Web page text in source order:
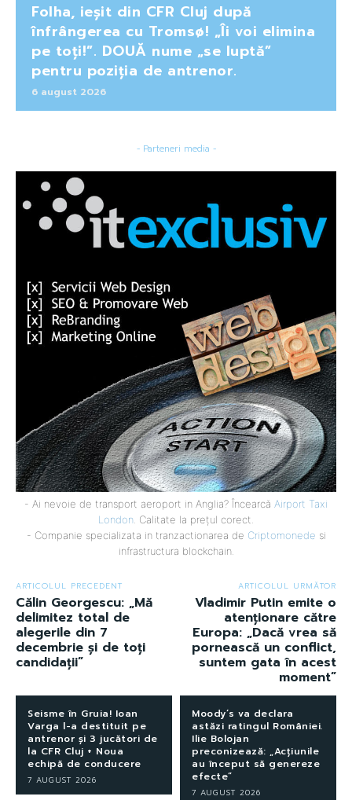
Folha, ieșit din CFR Cluj după
înfrângerea cu Tromsø! „Îi voi elimina
pe toți!”. DOUĂ nume „se luptă”
pentru poziția de antrenor.
6 august 2026
- Parteneri media -
- Ai nevoie de transport aeroport in Anglia? Încearcă Airport Taxi
London. Calitate la prețul corect.
- Companie specializata in tranzactionarea de Criptomonede si
infrastructura blockchain.
ARTICOLUL PRECEDENT
Călin Georgescu: „Mă
delimitez total de
alegerile din 7
decembrie și de toți
candidații”
ARTICOLUL URMĂTOR
Vladimir Putin emite o
atenționare către
Europa: „Dacă vrea să
pornească un conflict,
suntem gata în acest
moment”
Seisme în Gruia! Ioan
Varga l-a destituit pe
antrenor și 3 jucători de
la CFR Cluj + Noua
echipă de conducere
7 AUGUST 2026
Moody’s va declara
astăzi ratingul României.
Ilie Bolojan
preconizează: „Acțiunile
au început să genereze
efecte”
7 AUGUST 2026